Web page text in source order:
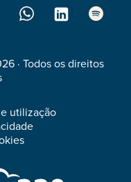
· Todos os direitos
utilização